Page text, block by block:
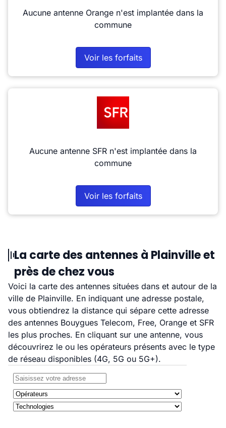
Aucune antenne Orange n'est implantée dans la
commune
Voir les forfaits
Aucune antenne SFR n'est implantée dans la
commune
Voir les forfaits
La carte des antennes à Plainville et
près de chez vous
Voici la carte des antennes situées dans et autour de la
ville de Plainville. En indiquant une adresse postale,
vous obtiendrez la distance qui sépare cette adresse
des antennes Bouygues Telecom, Free, Orange et SFR
les plus proches. En cliquant sur une antenne, vous
découvrirez le ou les opérateurs présents avec le type
de réseau disponibles (4G, 5G ou 5G+).